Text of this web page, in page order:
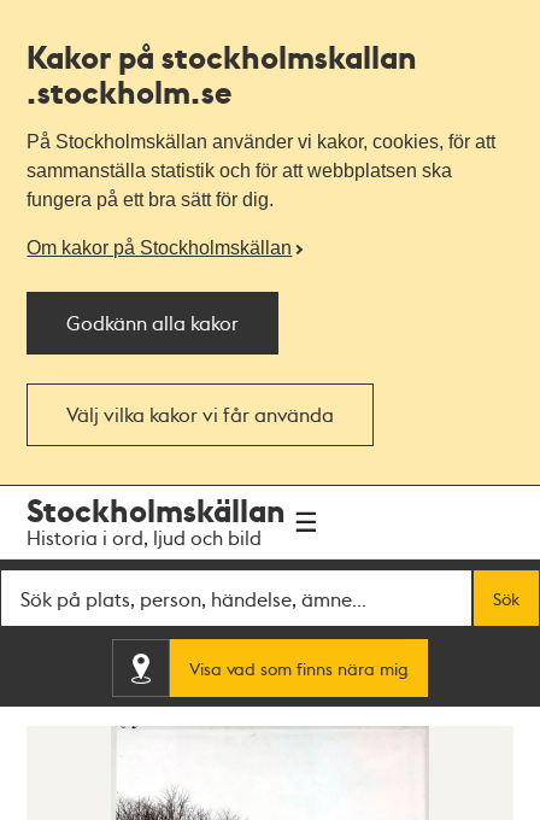
Kakor på stockholmskallan
.stockholm.se
På Stockholmskällan använder vi kakor, cookies, för att
sammanställa statistik och för att webbplatsen ska
fungera på ett bra sätt för dig.
Om kakor på Stockholmskällan
Godkänn alla kakor
Välj vilka kakor vi får använda
navigationen
huvudinnehållet
Stockholmskällan
Historia i ord, ljud och bild
Sök
Visa vad som finns nära mig